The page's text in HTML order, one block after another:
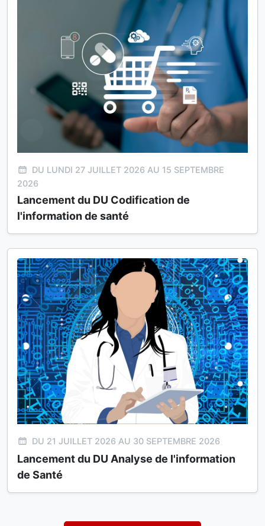
DU LUNDI 27 JUILLET 2026 AU 15 SEPTEMBRE
2026
Lancement du DU Codification de
l'information de santé
DU 21 JUILLET 2026 AU 30 SEPTEMBRE 2026
Lancement du DU Analyse de l'information
de Santé